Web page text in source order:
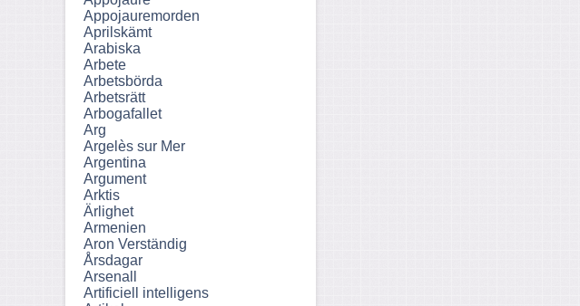
Appojauremorden
Aprilskämt
Arabiska
Arbete
Arbetsbörda
Arbetsrätt
Arbogafallet
Arg
Argelès sur Mer
Argentina
Argument
Arktis
Ärlighet
Armenien
Aron Verständig
Årsdagar
Arsenall
Artificiell intelligens